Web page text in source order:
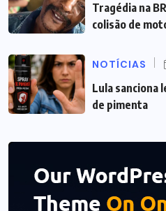
Tragédia na
colisão de
NOTÍCIAS
Lula sanciona
de pimenta